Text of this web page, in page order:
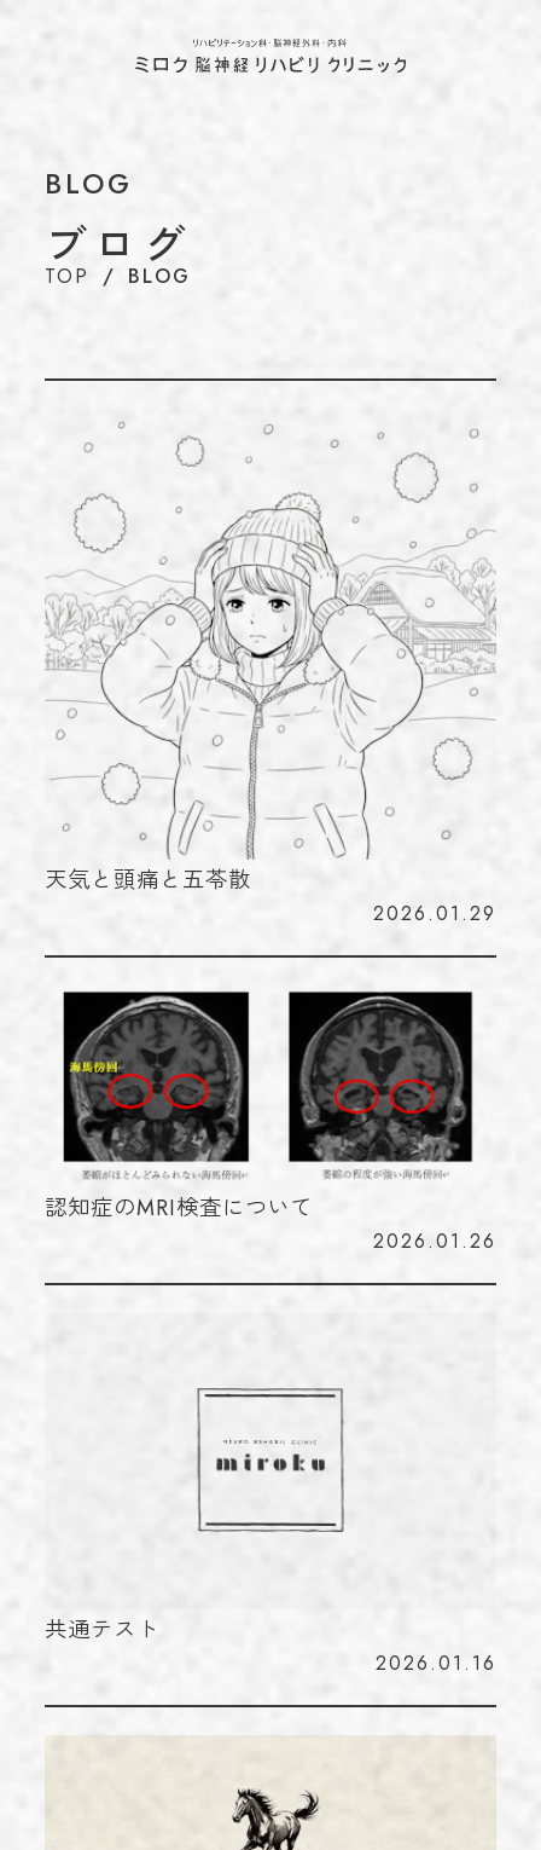
理念
アクセス
施設基準情報などの掲示について
内科
介護保険について CARE INSURANCE
脳ドック・健康診断 BRAIN DOCK
お知らせ NEWS
学術実績 ACHIEVEMENTS
ブログ BLOG
お問い合わせ CONTACT
TEL023-616-3691
プライバシーポリシー
BLOG
ブログ
TOP BLOG
天気と頭痛と五苓散
2026.01.29
認知症のMRI検査について
2026.01.26
共通テスト
2026.01.16